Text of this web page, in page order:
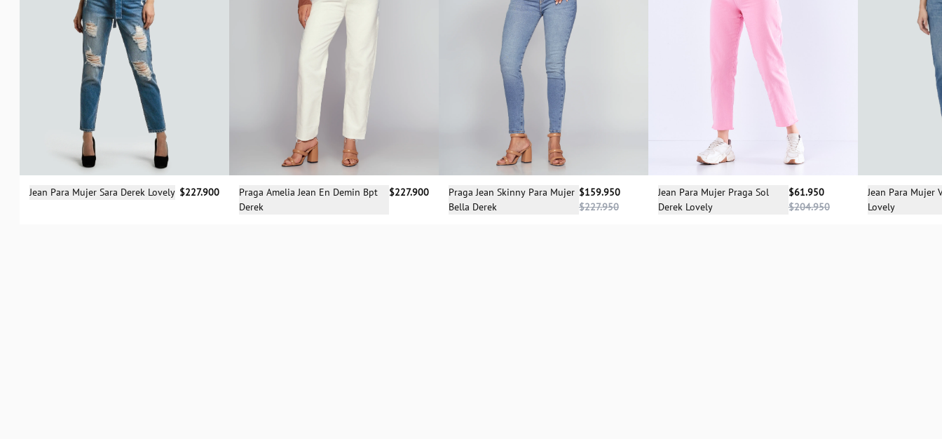
Selecciona una talla
Jean Para Mujer Sara Derek Lovely $227.900 Selecciona una talla
Praga Amelia Jean En Demin Bpt
Derek
$227.900 Selecciona una talla
Praga Jean Skinny Para Mujer
Bella Derek
$159.950
$227.950
Selecciona una talla
Jean Para Mujer Praga Sol
Derek Lovely
$61.950
$204.950
Jean Para Mujer
Lovely